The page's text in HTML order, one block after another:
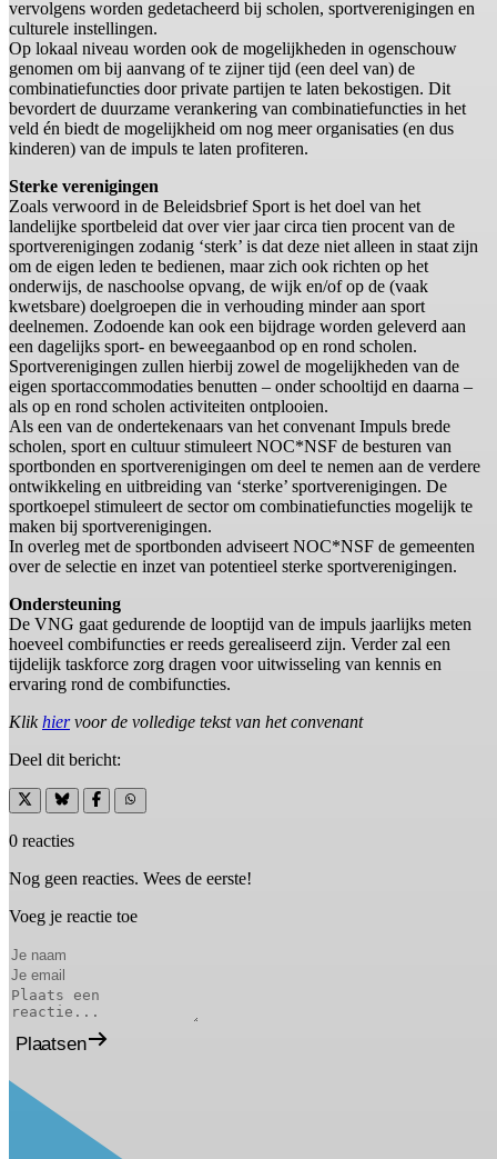
vervolgens worden gedetacheerd bij scholen, sportverenigingen en
culturele instellingen.
Op lokaal niveau worden ook de mogelijkheden in ogenschouw
genomen om bij aanvang of te zijner tijd (een deel van) de
combinatiefuncties door private partijen te laten bekostigen. Dit
bevordert de duurzame verankering van combinatiefuncties in het
veld én biedt de mogelijkheid om nog meer organisaties (en dus
kinderen) van de impuls te laten profiteren.
Sterke verenigingen
Zoals verwoord in de Beleidsbrief Sport is het doel van het
landelijke sportbeleid dat over vier jaar circa tien procent van de
sportverenigingen zodanig ‘sterk’ is dat deze niet alleen in staat zijn
om de eigen leden te bedienen, maar zich ook richten op het
onderwijs, de naschoolse opvang, de wijk en/of op de (vaak
kwetsbare) doelgroepen die in verhouding minder aan sport
deelnemen. Zodoende kan ook een bijdrage worden geleverd aan
een dagelijks sport- en beweegaanbod op en rond scholen.
Sportverenigingen zullen hierbij zowel de mogelijkheden van de
eigen sportaccommodaties benutten – onder schooltijd en daarna –
als op en rond scholen activiteiten ontplooien.
Als een van de ondertekenaars van het convenant Impuls brede
scholen, sport en cultuur stimuleert NOC*NSF de besturen van
sportbonden en sportverenigingen om deel te nemen aan de verdere
ontwikkeling en uitbreiding van ‘sterke’ sportverenigingen. De
sportkoepel stimuleert de sector om combinatiefuncties mogelijk te
maken bij sportverenigingen.
In overleg met de sportbonden adviseert NOC*NSF de gemeenten
over de selectie en inzet van potentieel sterke sportverenigingen.
Ondersteuning
De VNG gaat gedurende de looptijd van de impuls jaarlijks meten
hoeveel combifuncties er reeds gerealiseerd zijn. Verder zal een
tijdelijk taskforce zorg dragen voor uitwisseling van kennis en
ervaring rond de combifuncties.
Klikhiervoor de volledige tekst van het convenant
Deel dit bericht:
0 reacties
Nog geen reacties. Wees de eerste!
Voeg je reactie toe
Plaatsen